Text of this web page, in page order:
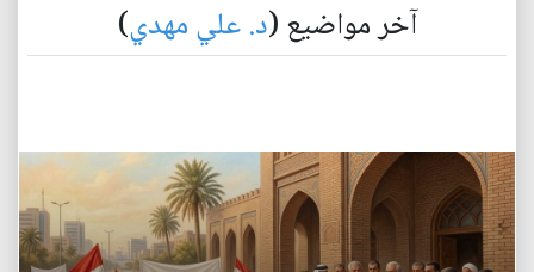
آخر مواضيع (د. علي مهدي)